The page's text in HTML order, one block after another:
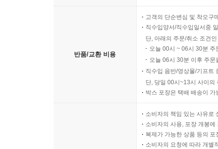
세 걸음 물러나서 보면 아무것도 아닌 일들 185
억울함이 있더라도 밝히려 말라 187
가장 어두운 마음에서 가장 밝은 지혜를 길어 올리
상대가 던진 독배를 굳이 마실 필요는 없다 189
어디에도 얽매이지 말고, 홀가분하게 살아라 190
세상에서 가장 따뜻한 대답, “그랬구나” 194
사람의 마음을 여는 열쇠는 진심이라는 외길뿐이다
믿음은 하루아침에 쌓이지 않는 나이테와 같다 199
칭찬은 바다도 춤추게 하고 마음도 춤추게 한다 200
반품/교환 비용
고객의 단순변심 및 착오구
직수입양서/직수입일서중
단, 아래의 주문/취소 조건
오늘 00시 ~ 06시 30분
오늘 06시 30분 이후 주
직수입 음반/영상물/기프트
단, 당일 00시~13시 사이의
박스 포장은 택배 배송이
소비자의 책임 있는 사유로
소비자의 사용, 포장 개봉
복제가 가능한 상품 등의
소비자의 요청에 따라 개별